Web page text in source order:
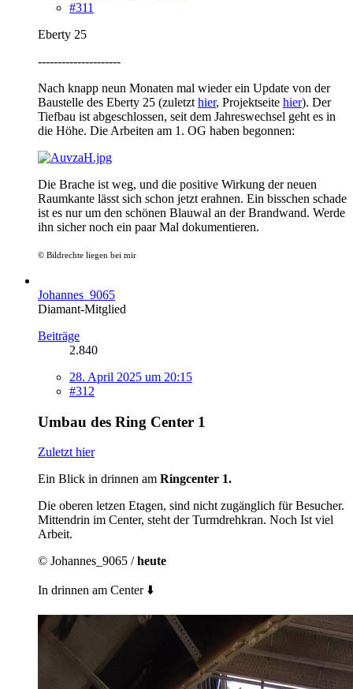
#311
Eberty 25
---------------------
Nach knapp neun Monaten mal wieder ein Update von der
Baustelle des Eberty 25 (zuletzt hier, Projektseite hier). Der
Tiefbau ist abgeschlossen, seit dem Jahreswechsel geht es in
die Höhe. Die Arbeiten am 1. OG haben begonnen:
Die Brache ist weg, und die positive Wirkung der neuen
Raumkante lässt sich schon jetzt erahnen. Ein bisschen schade
ist es nur um den schönen Blauwal an der Brandwand. Werde
ihn sicher noch ein paar Mal dokumentieren.
© Bildrechte liegen bei mir
Johannes_9065
Diamant-Mitglied
Beiträge
2.840
28. April 2025 um 20:15
#312
Umbau des Ring Center 1
Zuletzt hier
Ein Blick in drinnen am Ringcenter 1.
Die oberen letzen Etagen, sind nicht zugänglich für Besucher.
Mittendrin im Center, steht der Turmdrehkran. Noch Ist viel
Arbeit.
© Johannes_9065 /heute
In drinnen am Center ⬇️